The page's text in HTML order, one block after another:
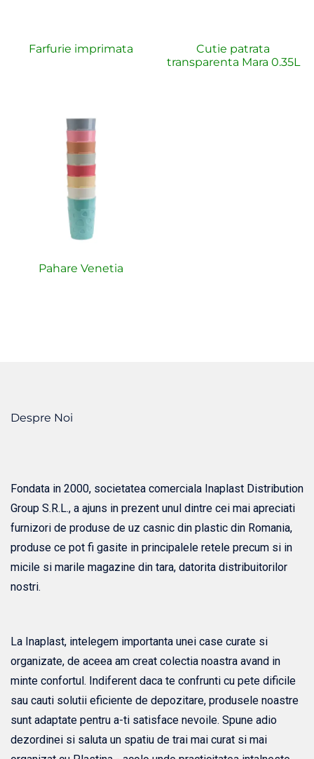
Farfurie imprimata
Cutie patrata
transparenta Mara 0.35L
Pahare Venetia
Despre Noi
Fondata in 2000, societatea comerciala Inaplast Distribution
Group S.R.L., a ajuns in prezent unul dintre cei mai apreciati
furnizori de produse de uz casnic din plastic din Romania,
produse ce pot fi gasite in principalele retele precum si in
micile si marile magazine din tara, datorita distribuitorilor
nostri.
La Inaplast, intelegem importanta unei case curate si
organizate, de aceea am creat colectia noastra avand in
minte confortul. Indiferent daca te confrunti cu pete dificile
sau cauti solutii eficiente de depozitare, produsele noastre
sunt adaptate pentru a-ti satisface nevoile. Spune adio
dezordinei si saluta un spatiu de trai mai curat si mai